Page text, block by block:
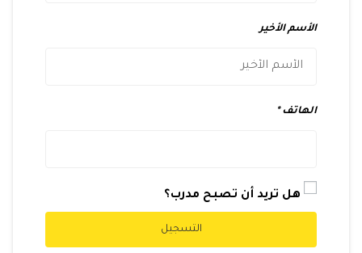
الأسم الأخير
الهاتف
هل تريد أن تصبح مدرب؟
التسجيل